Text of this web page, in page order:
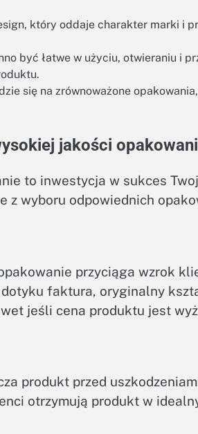
który oddaje charakter marki i
być łatwe w użyciu, otwieraniu i
się na zrównoważone
jakości
to inwestycja w sukces
z wyboru odpowiednich
przyciąga wzrok
faktura, oryginalny
jeśli cena produktu jest
produkt przed
otrzymują produkt w